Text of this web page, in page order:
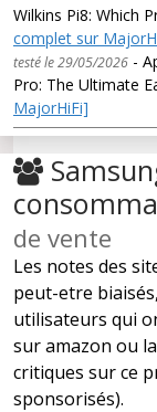
Wilkins Pi8: Which
complet sur
testé le 29/05/2026 -
Pro: The Ultimate
MajorHiFi]
de vente
Les notes des
peut-etre
utilisateurs qui
sur amazon ou
critiques sur ce
sponsorisés).